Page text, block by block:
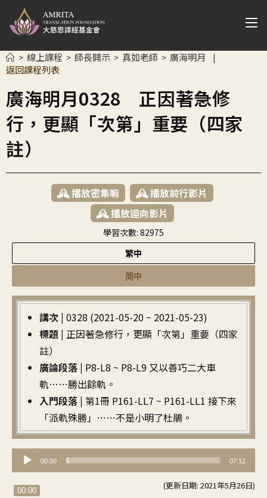
> 線上課程 > 師長開示 > 真如老師 > 廣海明月 |
返回課程列表
廣海明月0328 正因著急修
行，更顯「次第」重要（四家
註）
播放密集嘛
播放前行影片
播放迴向影片
學習次數: 82975
繁中
简中
講次 | 0328 (2021-05-20 ~ 2021-05-23)
標題 | 正因著急修行，更顯「次第」重要（四家
註）
廣論段落 | P8-L8 ~ P8-L9 又以善巧二大車
軌……勝出餘軌。
入門段落 | 第1冊 P161-LL7 ~ P161-LL1 接下來
「派軌殊勝」……不是小明了杜鵑。
訊
播
00:00 07:12
(更新日期: 2021年5月26日)
00:00